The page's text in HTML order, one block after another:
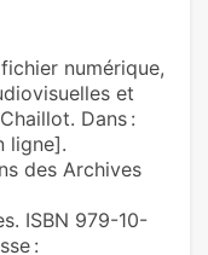
numérique,
et
Dans :
ligne].
des Archives
ISBN 979-10-
: